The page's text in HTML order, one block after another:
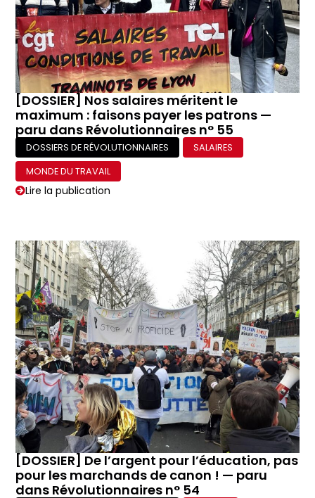
[DOSSIER] Nos salaires méritent le
maximum : faisons payer les patrons —
paru dans Révolutionnaires n° 55
DOSSIERS DE RÉVOLUTIONNAIRES
SALAIRES
MONDE DU TRAVAIL
Lire la publication
[DOSSIER] De l’argent pour l’éducation, pas
pour les marchands de canon ! — paru
dans Révolutionnaires n° 54